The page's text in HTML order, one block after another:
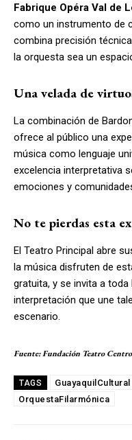
Fabrique Opéra Val de
como un instrumento de
combina precisión
la orquesta sea un
Una velada de
La combinación de
ofrece al público una
música como lenguaje
excelencia interpretativa
emociones y
No te pierdas esta
El Teatro Principal abre
la música disfruten de
gratuita, y se invita a
interpretación que une
escenario.
Fuente: Fundación Teatro
TAGS GuayaquilCultural
OrquestaFilarmónica